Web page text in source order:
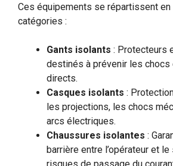
Ces équipements se répartissent
catégories :
Gants isolants : Protecteurs
destinés à prévenir les chocs
directs.
Casques isolants :
les projections, les chocs
arcs électriques.
Chaussures isolantes :
barrière entre l’opérateur et
risques de passage du